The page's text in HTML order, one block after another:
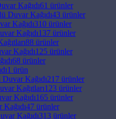
Kağıdı61 ürünler
Duvar Kağıdı43 ürünler
Kağıdı310 ürünler
Kağıdı137 ürünler
88 ürünler
Kağıdı125 ürünler
68 ürünler
1 ürün
Kağıdı217 ürünler
Kağıtları123 ürünler
Kağıdı165 ürünler
47 ürünler
Kağıdı313 ürünler